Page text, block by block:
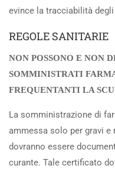
evince la tracciabilità
REGOLE SANITARIE
NON POSSONO E NON
SOMMINISTRATI
FREQUENTANTI LA
La somministrazione di
ammessa solo per gravi
dovranno essere
curante. Tale certificato